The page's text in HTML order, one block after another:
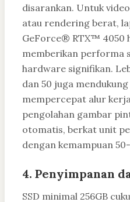
disarankan. Untuk
atau rendering berat,
GeForce® RTX™ 4050
memberikan performa
hardware signifikan.
dan 50 juga
mempercepat alur
pengolahan gambar
otomatis, berkat unit
dengan kemampuan
4. Penyimpanan
SSD minimal 256GB